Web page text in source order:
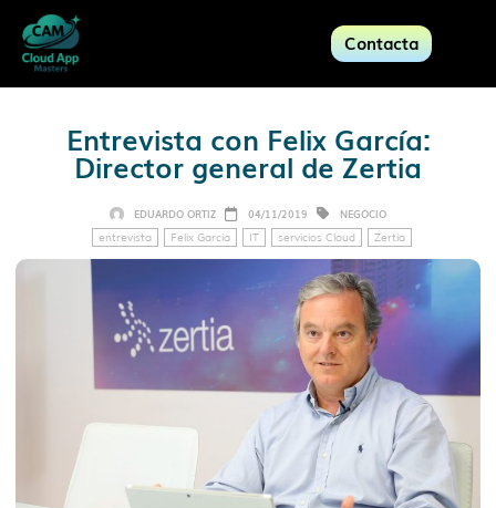
Contacta
Entrevista con Felix García:
Director general de Zertia
EDUARDO ORTIZ 04/11/2019 NEGOCIO
entrevista Felix Garcia IT servicios Cloud Zertia